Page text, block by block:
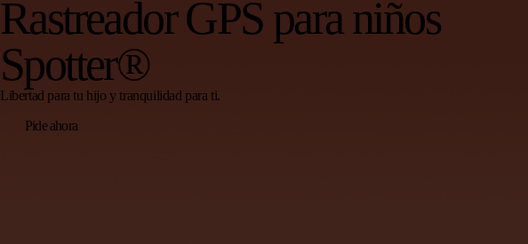
Rastreador GPS para niños
Spotter®
Libertad para tu hijo y tranquilidad para ti.
Pide ahora